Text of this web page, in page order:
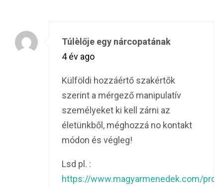
Túlèlője egy nárcopatának
4 év ago
Külföldi hozzáértő szakértők
szerint a mérgező manipulatív
személyeket ki kell zárni az
életünkből, méghozzá no kontakt
módon és végleg!
Lsd pl. :
https://www.magyarmenedek.com/